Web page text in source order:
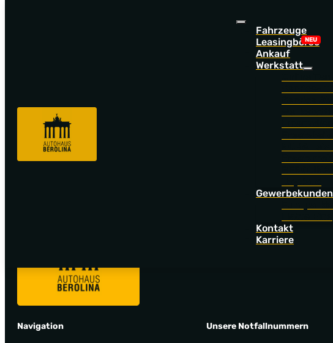
Fahrzeuge
Leasingbörse
Ankauf
Werkstatt
Gewerbekunden
Kontakt
Karriere
Go back to startpage to see our new offers.
Navigation Unsere Notfallnummern